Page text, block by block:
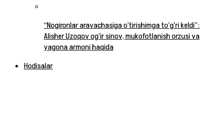
“Nogironlar aravachasiga o‘tirishimga to‘g‘ri keldi”:
Alisher Uzoqov og‘ir sinov, mukofotlanish orzusi va
yagona armoni haqida
Hodisalar